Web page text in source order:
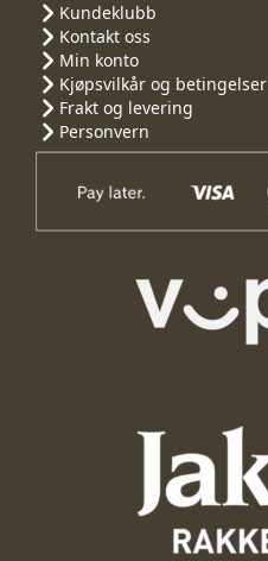
Kundeklubb
Kontakt oss
Min konto
Kjøpsvilkår og betingelser
Frakt og levering
Personvern